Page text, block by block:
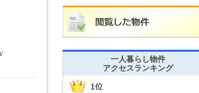
一人暮らし物件
アクセスランキング